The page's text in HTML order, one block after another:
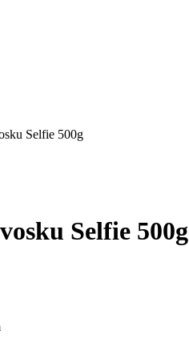
Selfie 500g
Selfie 500g